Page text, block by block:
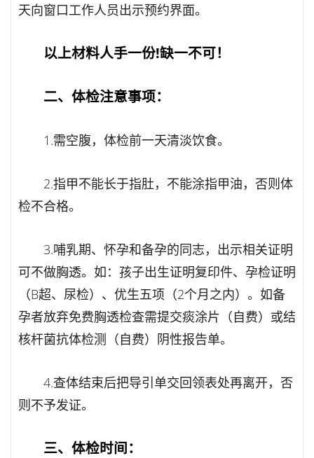
天向窗口工作人员出示预约界面。
以上材料人手一份!缺一不可！
二、体检注意事项：
1.需空腹，体检前一天清淡饮食。
2.指甲不能长于指肚，不能涂指甲油，否则体
检不合格。
3.哺乳期、怀孕和备孕的同志，出示相关证明
可不做胸透。如：孩子出生证明复印件、孕检证明
（B超、尿检）、优生五项（2个月之内）。如备
孕者放弃免费胸透检查需提交痰涂片（自费）或结
核杆菌抗体检测（自费）阴性报告单。
4.查体结束后把导引单交回领表处再离开，否
则不予发证。
三、体检时间：